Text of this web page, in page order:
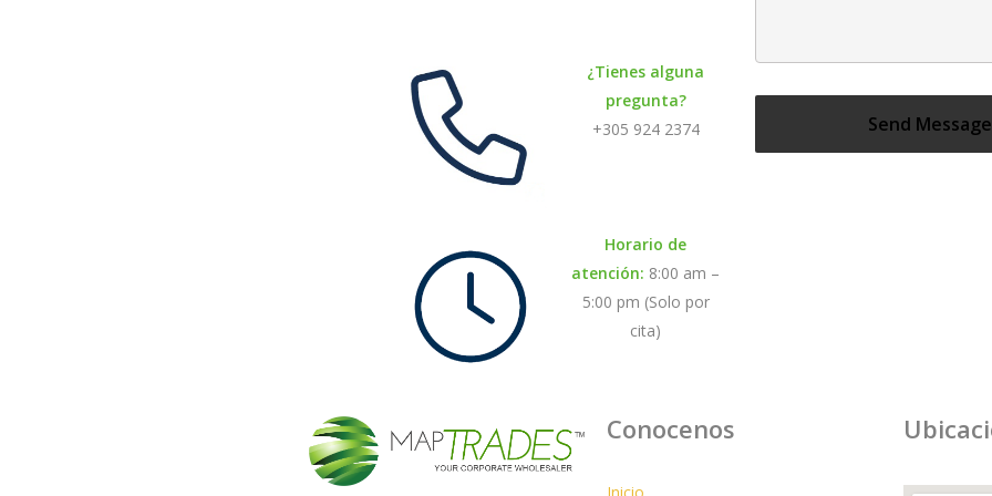
¿Tienes alguna
pregunta?
+305 924 2374
Horario de
atención: 8:00 am –
5:00 pm (Solo por
cita)
Conocenos